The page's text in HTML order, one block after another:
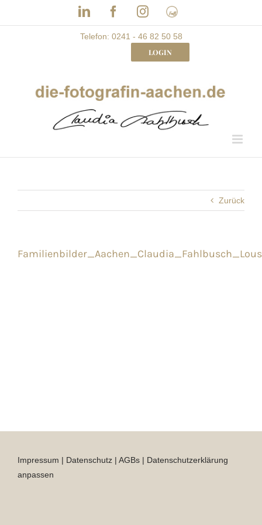
LinkedInFacebookInstagram
Frau
mit
Bizz
Telefon: 0241 - 46 82 50 58
LOGIN
Zurück
Impressum | Datenschutz | AGBs | Datenschutzerklärung
anpassen